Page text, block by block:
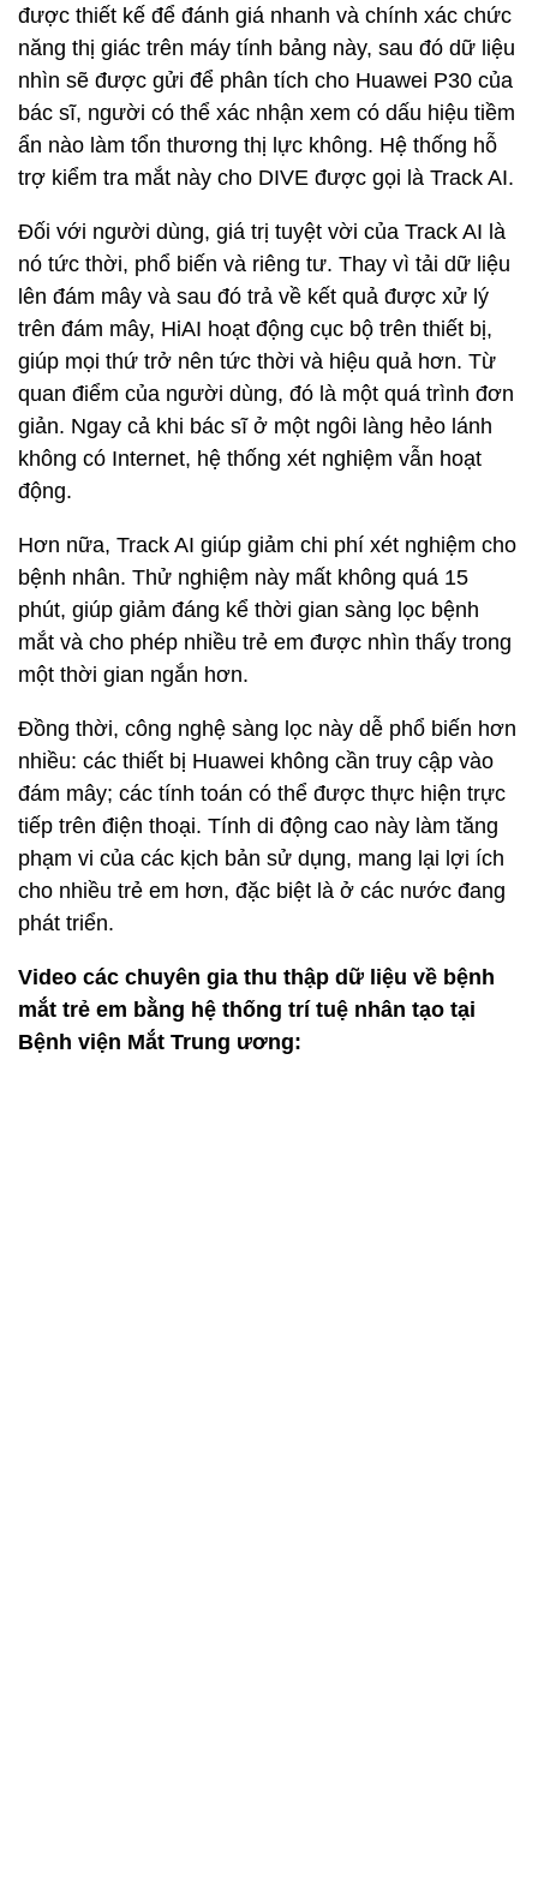
được thiết kế để đánh giá nhanh và chính xác chức
năng thị giác trên máy tính bảng này, sau đó dữ liệu
nhìn sẽ được gửi để phân tích cho Huawei P30 của
bác sĩ, người có thể xác nhận xem có dấu hiệu tiềm
ẩn nào làm tổn thương thị lực không. Hệ thống hỗ
trợ kiểm tra mắt này cho DIVE được gọi là Track AI.
Đối với người dùng, giá trị tuyệt vời của Track AI là
nó tức thời, phổ biến và riêng tư. Thay vì tải dữ liệu
lên đám mây và sau đó trả về kết quả được xử lý
trên đám mây, HiAI hoạt động cục bộ trên thiết bị,
giúp mọi thứ trở nên tức thời và hiệu quả hơn. Từ
quan điểm của người dùng, đó là một quá trình đơn
giản. Ngay cả khi bác sĩ ở một ngôi làng hẻo lánh
không có Internet, hệ thống xét nghiệm vẫn hoạt
động.
Hơn nữa, Track AI giúp giảm chi phí xét nghiệm cho
bệnh nhân. Thử nghiệm này mất không quá 15
phút, giúp giảm đáng kể thời gian sàng lọc bệnh
mắt và cho phép nhiều trẻ em được nhìn thấy trong
một thời gian ngắn hơn.
Đồng thời, công nghệ sàng lọc này dễ phổ biến hơn
nhiều: các thiết bị Huawei không cần truy cập vào
đám mây; các tính toán có thể được thực hiện trực
tiếp trên điện thoại. Tính di động cao này làm tăng
phạm vi của các kịch bản sử dụng, mang lại lợi ích
cho nhiều trẻ em hơn, đặc biệt là ở các nước đang
phát triển.
Video các chuyên gia thu thập dữ liệu về bệnh
mắt trẻ em bằng hệ thống trí tuệ nhân tạo tại
Bệnh viện Mắt Trung ương: